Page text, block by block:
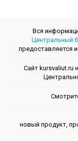
Вся
Центральный
предоставляется
Сайт kursvaliut.ru
новый продукт,